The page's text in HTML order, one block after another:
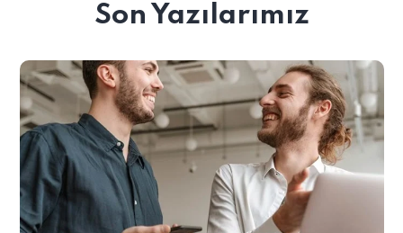
Son Yazılarımız